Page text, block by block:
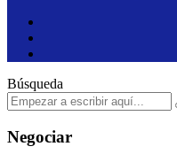
Búsqueda
Negociar